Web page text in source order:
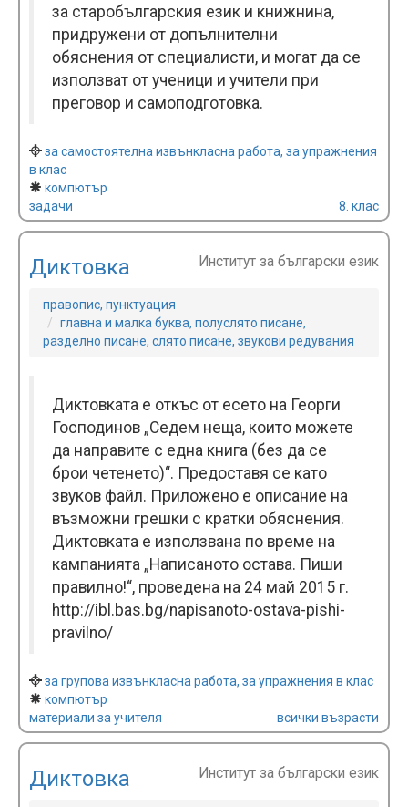
за старобългарския език и книжнина,
придружени от допълнителни
обяснения от специалисти, и могат да се
използват от ученици и учители при
преговор и самоподготовка.
за самостоятелна извънкласна работа, за упражнения
в клас
компютър
задачи
8. клас
Диктовка Институт за български език
правопис, пунктуация
главна и малка буква, полуслято писане,
разделно писане, слято писане, звукови редувания
Диктовката е откъс от есето на Георги
Господинов „Седем неща, които можете
да направите с една книга (без да се
брои четенето)“. Предоставя се като
звуков файл. Прилoжено e описание на
възможни грешки с кратки обяснения.
Диктовката е използвана по време на
кампанията „Написаното остава. Пиши
правилно!“, проведена на 24 май 2015 г.
http://ibl.bas.bg/napisanoto-ostava-pishi-
pravilno/
за групова извънкласна работа, за упражнения в клас
компютър
материали за учителя
всички възрасти
Диктовка Институт за български език